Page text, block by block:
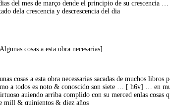
del mes de março dende el principio de su crescencia
dela crescencia y descrescencia del dia
cosas a esta obra necesarias]
cosas a esta obra necessarias sacadas de muchos
a todos es noto & conoscido son siete … [ h6v] … en
auiendo arriba complido con su merced enlas
mill & quinientos & diez años